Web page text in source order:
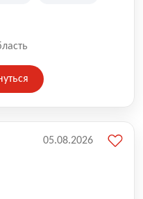
блоков свободной
05.08.2026